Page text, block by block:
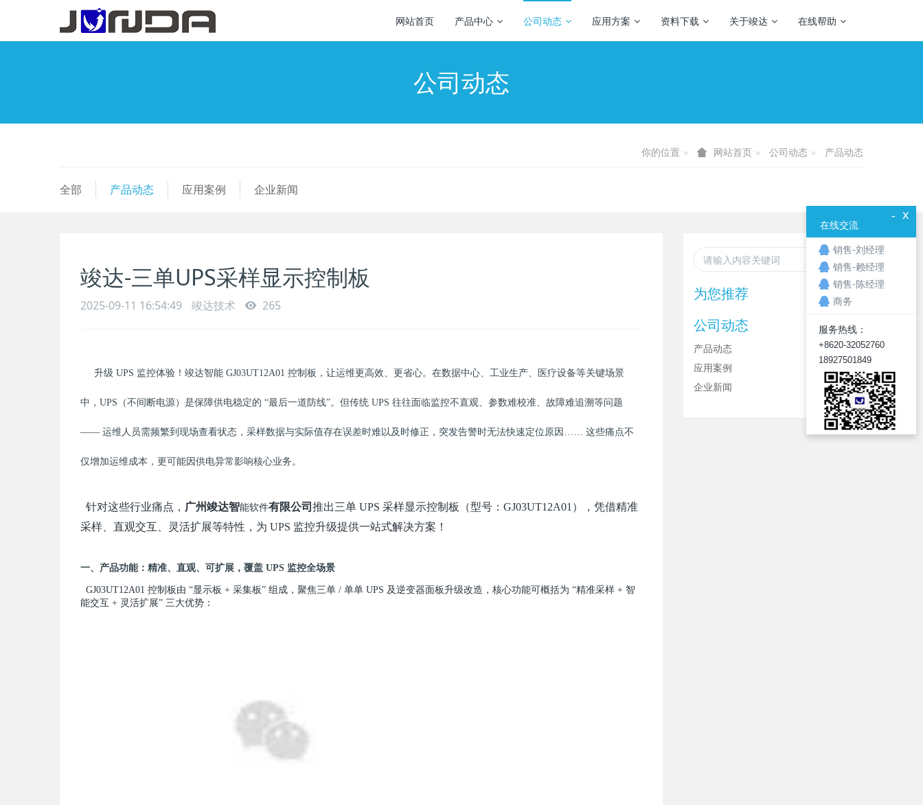
网站首页 产品中心 公司动态 应用方案 资料下载 关于竣达 在线帮助
公司动态
你的位置 网站首页 公司动态 产品动态
全部 产品动态 应用案例 企业新闻
竣达-三单UPS采样显示控制板
2025-09-11 16:54:49 竣达技术 265
升级 UPS 监控体验！竣达智能 GJ03UT12A01 控制板，让运维更高效、更省心。在数据中心、工业生产、医疗设备等关键场景
中，UPS（不间断电源）是保障供电稳定的 “最后一道防线”。但传统 UPS 往往面临监控不直观、参数难校准、故障难追溯等问题
—— 运维人员需频繁到现场查看状态，采样数据与实际值存在误差时难以及时修正，突发告警时无法快速定位原因…… 这些痛点不
仅增加运维成本，更可能因供电异常影响核心业务。
针对这些行业痛点， 广州竣达智能软件有限公司 推出三单 UPS 采样显示控制板（型号：GJ03UT12A01），凭借精准
采样、直观交互、灵活扩展等特性，为 UPS 监控升级提供一站式解决方案！
一、产品功能：精准、直观、可扩展，覆盖 UPS 监控全场景
GJ03UT12A01 控制板由 “显示板 + 采集板” 组成，聚焦三单 / 单单 UPS 及逆变器面板升级改造，核心功能可概括为 “精准采样 + 智
能交互 + 灵活扩展” 三大优势：
为您推荐
公司动态
产品动态
应用案例
企业新闻
x
-
在线交流
销售-刘经理
销售-赖经理
销售-陈经理
商务
服务热线：
+8620-32052760
18927501849